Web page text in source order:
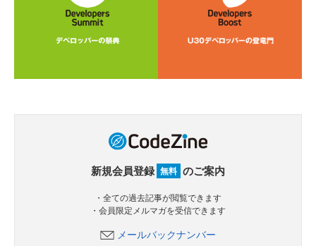
新規会員登録 無料 のご案内
・全ての過去記事が閲覧できます
・会員限定メルマガを受信できます
メールバックナンバー